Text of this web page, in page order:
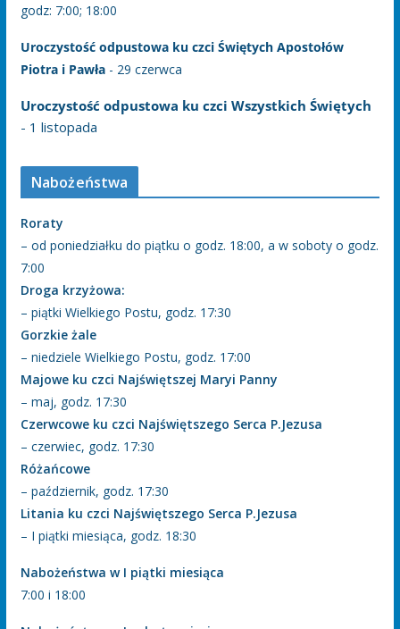
godz: 7:00; 18:00
Uroczystość odpustowa ku czci Świętych Apostołów
Piotra i Pawła- 29 czerwca
Uroczystość odpustowa ku czci Wszystkich Świętych
- 1 listopada
Nabożeństwa
Roraty
– od poniedziałku do piątku o godz. 18:00, a w soboty o godz.
7:00
Droga krzyżowa:
– piątki Wielkiego Postu, godz. 17:30
Gorzkie żale
– niedziele Wielkiego Postu, godz. 17:00
Majowe ku czci Najświętszej Maryi Panny
– maj, godz. 17:30
Czerwcowe ku czci Najświętszego Serca P.Jezusa
– czerwiec, godz. 17:30
Różańcowe
– październik, godz. 17:30
Litania ku czci Najświętszego Serca P.Jezusa
– I piątki miesiąca, godz. 18:30
Nabożeństwa w I piątki miesiąca
7:00 i 18:00